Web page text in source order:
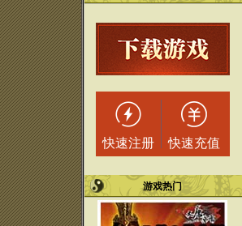
快速注册 快速充值
游戏热门